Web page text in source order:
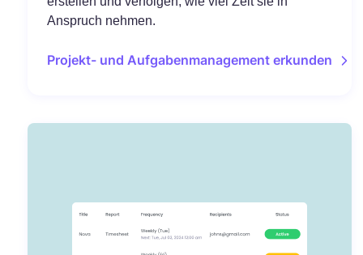
Anspruch nehmen.
Projekt- und Aufgabenmanagement erkunden